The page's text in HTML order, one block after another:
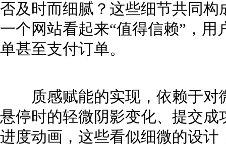
否及时而细腻？这些细节共同构
一个网站看起来“值得信赖”，
单甚至支付订单。
质感赋能的实现，依赖于对
悬停时的轻微阴影变化、提交
进度动画，这些看似细微的设